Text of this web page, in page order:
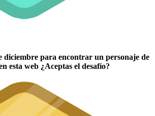
diciembre para encontrar un personaje de
esta web ¿Aceptas el desafío?